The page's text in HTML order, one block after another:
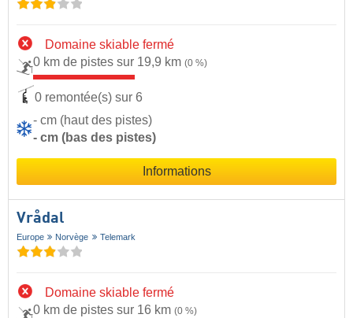
Domaine skiable fermé
0 km de pistes sur 19,9 km (0 %)
0 remontée(s) sur 6
- cm (haut des pistes)
- cm (bas des pistes)
Informations
Vrådal
Europe Norvège Telemark
Domaine skiable fermé
0 km de pistes sur 16 km (0 %)